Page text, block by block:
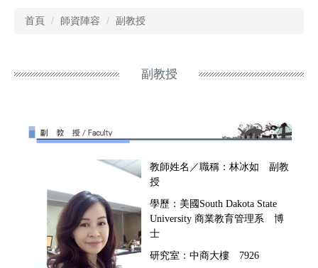
首頁 師資陣容 副教授
副教授
教師姓名／職稱：林冰如 副教
授
學歷：美國South Dakota State
University 商業教育管理系 博
士
研究室：中商大樓 7926